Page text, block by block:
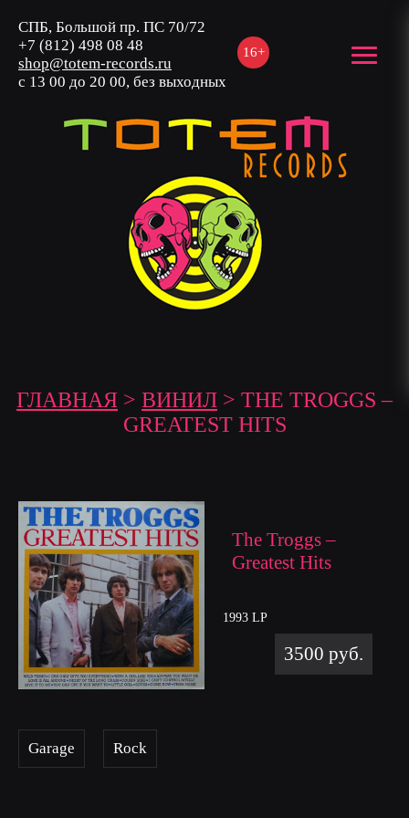
16+
СПБ, Большой пр. ПС 70/72
+7 (812) 498 08 48
shop@totem-records.ru
с 13 00 до 20 00, без выходных
ГЛАВНАЯ > ВИНИЛ > THE TROGGS –
GREATEST HITS
The Troggs –
Greatest Hits
1993 LP
3500 руб.
Garage Rock